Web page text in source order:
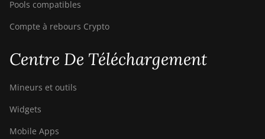
Pools compatibles
Compte à rebours Crypto
Centre De Téléchargement
Mineurs et outils
Widgets
Mobile Apps